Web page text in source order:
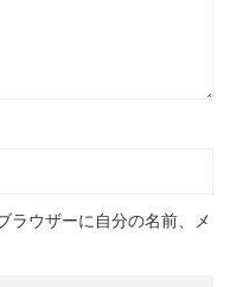
ラウザーに自分の名前、メ